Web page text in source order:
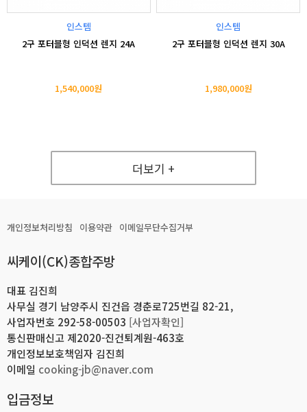
인스템
2구 포터블형 인덕션 렌지 24A
1,540,000원
인스템
2구 포터블형 인덕션 렌지 30A
1,980,000원
더보기 +
개인정보처리방침 이용약관 이메일무단수집거부
씨케이(CK)종합주방
대표 김진희
사무실 경기 남양주시 진건읍 경춘로725번길 82-21,
사업자번호 292-58-00503 [사업자확인]
통신판매신고 제2020-진건퇴계원-463호
개인정보보호책임자 김진희
이메일 cooking-jb@naver.com
입금정보